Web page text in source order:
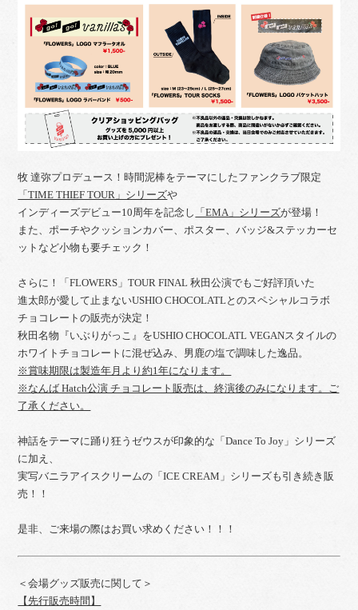
牧 達弥プロデュース！時間泥棒をテーマにしたファンクラブ限定
「TIME THIEF TOUR」シリーズや
インディーズデビュー10周年を記念し
「EMA」シリーズが登場！
また、ポーチやクッションカバー、ポスター、バッジ&ステッカーセ
ットなど小物も要チェック！
さらに！「FLOWERS」TOUR FINAL 秋田公演でもご好評頂いた
進太郎が愛して止まないUSHIO CHOCOLATLとのスペシャルコラボ
チョコレートの販売が決定！
秋田名物『いぶりがっこ』をUSHIO CHOCOLATL VEGANスタイルの
ホワイトチョコレートに混ぜ込み、男鹿の塩で調味した逸品。
※賞味期限は製造年月より約1年になります。
※なんば Hatch公演 チョコレート販売は、終演後のみになります。ご
了承ください。
神話をテーマに踊り狂うゼウスが印象的な「Dance To Joy」シリーズ
に加え、
実写バニラアイスクリームの「ICE CREAM」シリーズも引き続き販
売！！
是非、ご来場の際はお買い求めください！！！
＜会場グッズ販売に関して＞
【先行販売時間】